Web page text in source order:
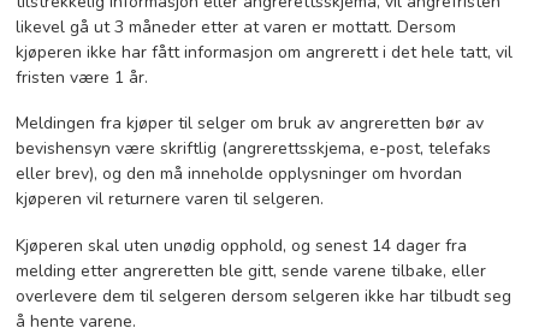
likevel gå ut 3 måneder etter at varen er mottatt. Dersom
kjøperen ikke har fått informasjon om angrerett i det hele tatt, vil
fristen være 1 år.
Meldingen fra kjøper til selger om bruk av angreretten bør av
bevishensyn være skriftlig (angrerettsskjema, e-post, telefaks
eller brev), og den må inneholde opplysninger om hvordan
kjøperen vil returnere varen til selgeren.
Kjøperen skal uten unødig opphold, og senest 14 dager fra
melding etter angreretten ble gitt, sende varene tilbake, eller
overlevere dem til selgeren dersom selgeren ikke har tilbudt seg
å hente varene.